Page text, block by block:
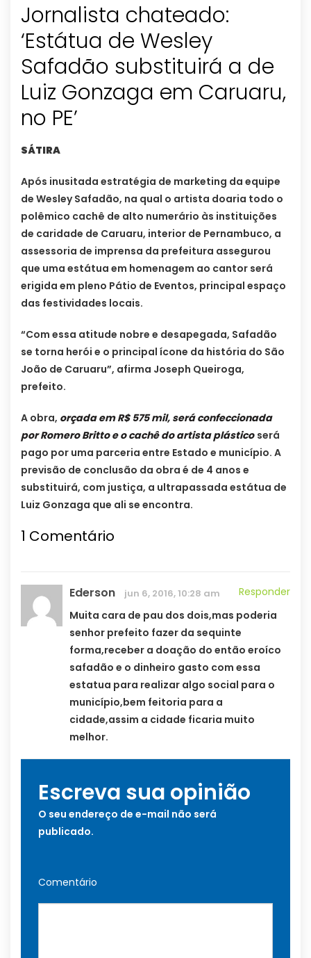
Jornalista chateado:
‘Estátua de Wesley
Safadão substituirá a de
Luiz Gonzaga em Caruaru,
no PE’
SÁTIRA
Após inusitada estratégia de marketing da equipe
de Wesley Safadão, na qual o artista doaria todo o
polêmico cachê de alto numerário às instituições
de caridade de Caruaru, interior de Pernambuco, a
assessoria de imprensa da prefeitura assegurou
que uma estátua em homenagem ao cantor será
erigida em pleno Pátio de Eventos, principal espaço
das festividades locais.
“Com essa atitude nobre e desapegada, Safadão
se torna herói e o principal ícone da história do São
João de Caruaru”, afirma Joseph Queiroga,
prefeito.
A obra, orçada em R$ 575 mil, será confeccionada
por Romero Britto e o cachê do artista plástico será
pago por uma parceria entre Estado e município. A
previsão de conclusão da obra é de 4 anos e
substituirá, com justiça, a ultrapassada estátua de
Luiz Gonzaga que ali se encontra.
1 Comentário
Ederson jun 6, 2016, 10:28 am
Responder
Muita cara de pau dos dois,mas poderia
senhor prefeito fazer da sequinte
forma,receber a doação do então eroíco
safadão e o dinheiro gasto com essa
estatua para realizar algo social para o
município,bem feitoria para a
cidade,assim a cidade ficaria muito
melhor.
Escreva sua opinião
O seu endereço de e-mail não será
publicado.
Comentário